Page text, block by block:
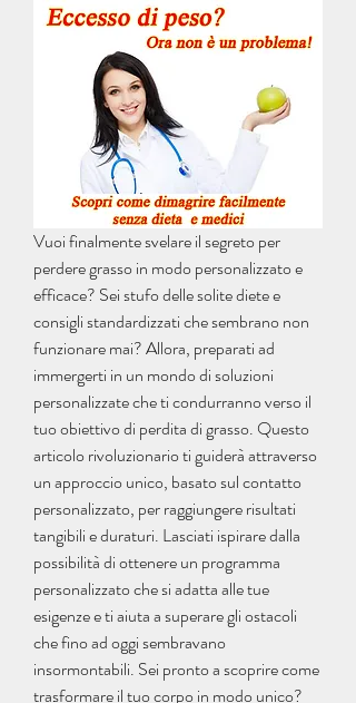
Vuoi finalmente svelare il segreto per
perdere grasso in modo personalizzato e
efficace? Sei stufo delle solite diete e
consigli standardizzati che sembrano non
funzionare mai? Allora, preparati ad
immergerti in un mondo di soluzioni
personalizzate che ti condurranno verso il
tuo obiettivo di perdita di grasso. Questo
articolo rivoluzionario ti guiderà attraverso
un approccio unico, basato sul contatto
personalizzato, per raggiungere risultati
tangibili e duraturi. Lasciati ispirare dalla
possibilità di ottenere un programma
personalizzato che si adatta alle tue
esigenze e ti aiuta a superare gli ostacoli
che fino ad oggi sembravano
insormontabili. Sei pronto a scoprire come
trasformare il tuo corpo in modo unico?